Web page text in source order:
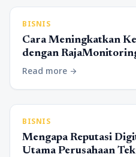
BISNIS
Cara Meningkatkan
dengan
Read more arrow_forward
BISNIS
Mengapa Reputasi
Utama Perusahaan